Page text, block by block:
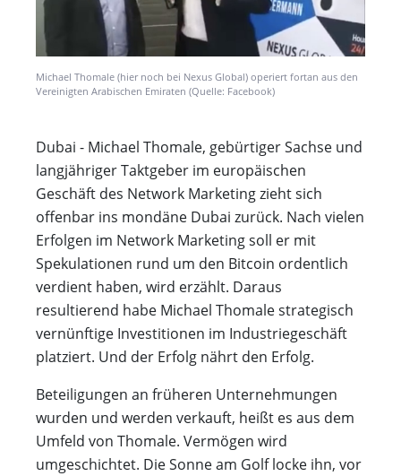
Michael Thomale (hier noch bei Nexus Global) operiert fortan aus den
Vereinigten Arabischen Emiraten (Quelle: Facebook)
Dubai - Michael Thomale, gebürtiger Sachse und
langjähriger Taktgeber im europäischen
Geschäft des Network Marketing zieht sich
offenbar ins mondäne Dubai zurück. Nach vielen
Erfolgen im Network Marketing soll er mit
Spekulationen rund um den Bitcoin ordentlich
verdient haben, wird erzählt. Daraus
resultierend habe Michael Thomale strategisch
vernünftige Investitionen im Industriegeschäft
platziert. Und der Erfolg nährt den Erfolg.
Beteiligungen an früheren Unternehmungen
wurden und werden verkauft, heißt es aus dem
Umfeld von Thomale. Vermögen wird
umgeschichtet. Die Sonne am Golf locke ihn, vor